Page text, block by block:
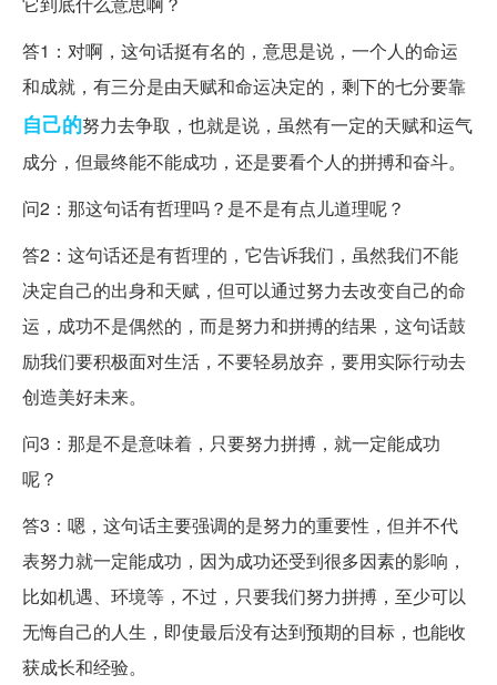
答1：对啊，这句话挺有名的，意思是说，一个人的命运
和成就，有三分是由天赋和命运决定的，剩下的七分要靠
自己的努力去争取，也就是说，虽然有一定的天赋和运气
成分，但最终能不能成功，还是要看个人的拼搏和奋斗。
问2：那这句话有哲理吗？是不是有点儿道理呢？
答2：这句话还是有哲理的，它告诉我们，虽然我们不能
决定自己的出身和天赋，但可以通过努力去改变自己的命
运，成功不是偶然的，而是努力和拼搏的结果，这句话鼓
励我们要积极面对生活，不要轻易放弃，要用实际行动去
创造美好未来。
问3：那是不是意味着，只要努力拼搏，就一定能成功
呢？
答3：嗯，这句话主要强调的是努力的重要性，但并不代
表努力就一定能成功，因为成功还受到很多因素的影响，
比如机遇、环境等，不过，只要我们努力拼搏，至少可以
无悔自己的人生，即使最后没有达到预期的目标，也能收
获成长和经验。